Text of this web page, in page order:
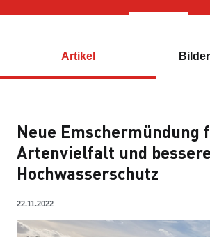
Artikel
Neue Emschermündung
Artenvielfalt und
Hochwasserschutz
22.11.2022